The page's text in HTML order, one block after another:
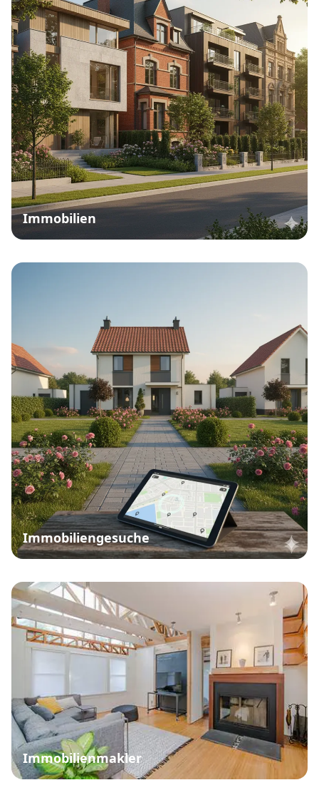
Immobilien
Immobiliengesuche
Immobilienmakler